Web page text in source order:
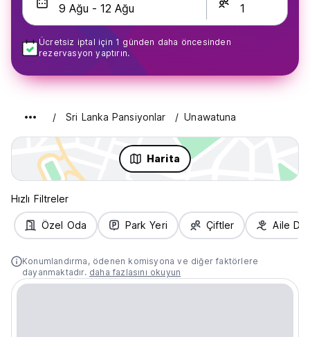
Ücretsiz iptal için 1 günden daha öncesinden
rezervasyon yaptırın.
Sri Lanka Pansiyonlar Unawatuna
Harita
Hızlı Filtreler
Özel Oda Park Yeri Çiftler Aile
Konumlandırma, ödenen komisyona ve diğer faktörlere
dayanmaktadır. daha fazlasını okuyun